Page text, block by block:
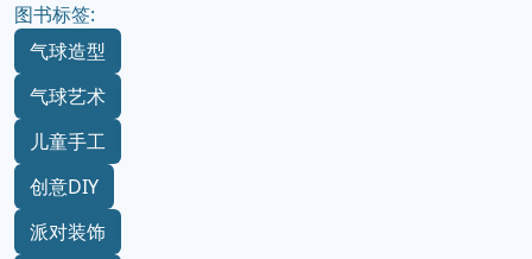
图书标签:
气球造型
气球艺术
儿童手工
创意DIY
派对装饰